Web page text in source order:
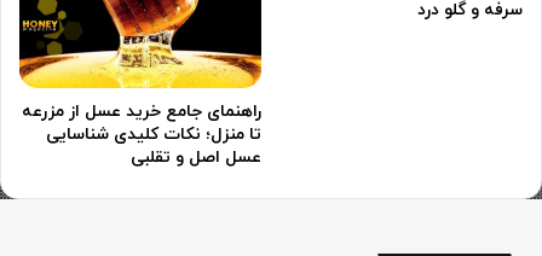
سرفه و گلو درد
راهنمای جامع خرید عسل از مزرعه
تا منزل؛ نکات کلیدی شناسایی
عسل اصل و تقلبی